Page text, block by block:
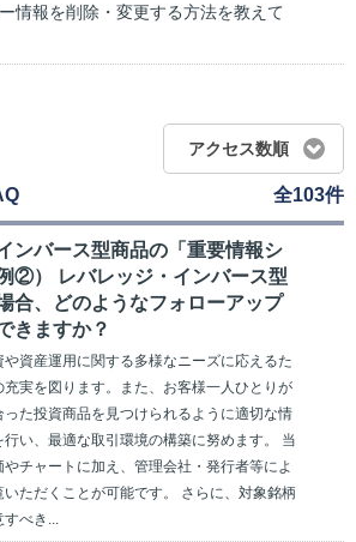
情報を削除・変更する方法を教えて
アクセス数順
全103件
ンバース型商品の「重要情報シ
②） レバレッジ・インバース型
合、どのようなフォローアップ
きますか？
資産運用に関する多様なニーズに応えるた
実を図ります。また、お客様一人ひとりが
た投資商品を見つけられるように適切な情
い、最適な取引環境の構築に努めます。 当
チャートに加え、管理会社・発行者等によ
ただくことが可能です。 さらに、対象銘柄
すべき...